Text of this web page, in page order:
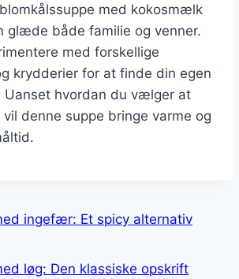
med kokosmælk
glæde både familie og venner.
med forskellige
krydderier for at finde din egen
Uanset hvordan du vælger at
denne suppe bringe varme og
ingefær: Et spicy alternativ
løg: Den klassiske opskrift